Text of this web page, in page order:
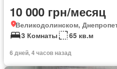
10 000 грн/месяц
Великодолинском,
3 Комнаты
65 кв.м
6 дней, 4 часов назад